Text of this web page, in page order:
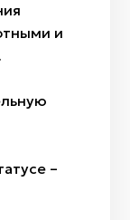
и
–